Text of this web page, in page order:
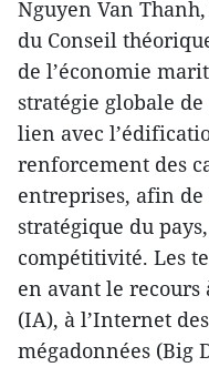
Nguyen Van
du Conseil
de l’économie
stratégie globale
lien avec
renforcement des
entreprises, afin
stratégique du
compétitivité. Les
en avant le
(IA), à l’Internet
mégadonnées (Big